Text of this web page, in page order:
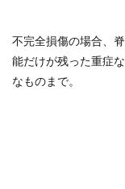
不完全損傷の場合、
能だけが残った重症
なものまで。